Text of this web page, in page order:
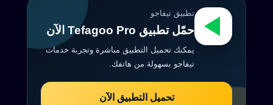
تطبيق تيفاجو
حمّل تطبيق Tefagoo Pro الآن
يمكنك تحميل التطبيق مباشرة وتجربة خدمات
تيفاجو بسهولة من هاتفك.
تحميل التطبيق الآن